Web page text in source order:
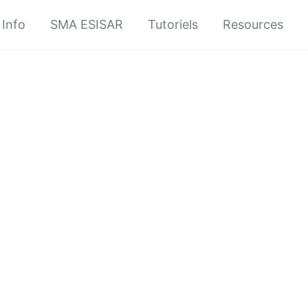
Info SMA ESISAR Tutoriels Resources